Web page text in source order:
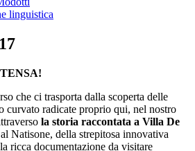
linguistica
che ci trasporta dalla scoperta delle
curvato radicate proprio qui, nel nostro
la storia raccontata a Villa De
Natisone, della strepitosa innovativa
ricca documentazione da visitare